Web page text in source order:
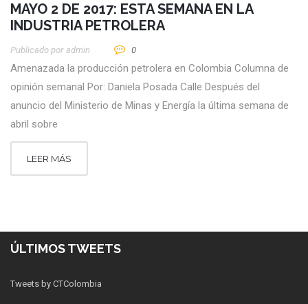
MAYO 2 DE 2017: ESTA SEMANA EN LA
INDUSTRIA PETROLERA
Publicado por Admin 0
Amenazada la producción petrolera en Colombia Columna de
opinión semanal Por: Daniela Posada Calle Después del
anuncio del Ministerio de Minas y Energía la última semana de
abril sobre
LEER MÁS
ÚLTIMOS TWEETS
Tweets by CTColombia